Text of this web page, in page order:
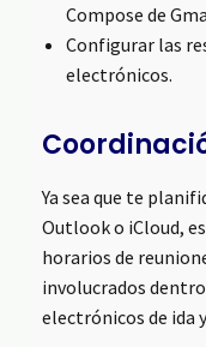
Compose de
Configurar las
electrónicos.
Ya sea que te
Outlook o iCloud,
horarios de
involucrados
electrónicos de ida